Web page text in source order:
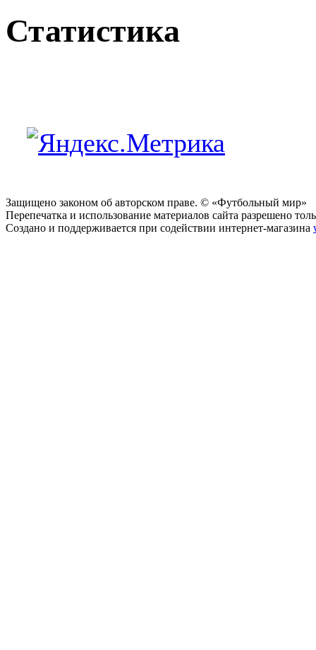
Статистика
Защищено законом об авторском праве. © «Футбольный мир»
Перепечатка и использование материалов сайта разрешено
Создано и поддерживается при содействии интернет-магазина